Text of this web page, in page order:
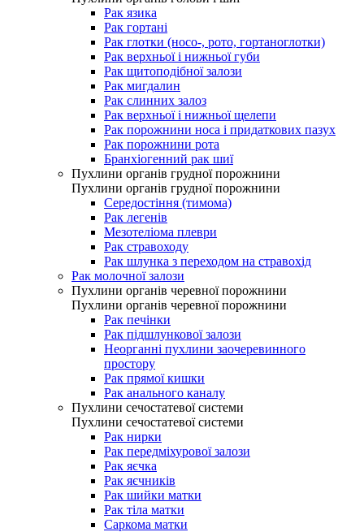
Рак язика
Рак гортані
Рак глотки (носо-, рото, гортаноглотки)
Рак верхньої і нижньої губи
Рак щитоподібної залози
Рак мигдалин
Рак слинних залоз
Рак верхньої і нижньої щелепи
Рак порожнини носа і придаткових пазух
Рак порожнини рота
Бранхіогенний рак шиї
Пухлини органів грудної порожнини
Пухлини органів грудної порожнини
Середостіння (тимома)
Рак легенів
Мезотеліома плеври
Рак стравоходу
Рак шлунка з переходом на стравохід
Рак молочної залози
Пухлини органів черевної порожнини
Пухлини органів черевної порожнини
Рак печінки
Рак підшлункової залози
Неорганні пухлини заочеревинного
простору
Рак прямої кишки
Рак анального каналу
Пухлини сечостатевої системи
Пухлини сечостатевої системи
Рак нирки
Рак передміхурової залози
Рак яєчка
Рак яєчників
Рак шийки матки
Рак тіла матки
Саркома матки